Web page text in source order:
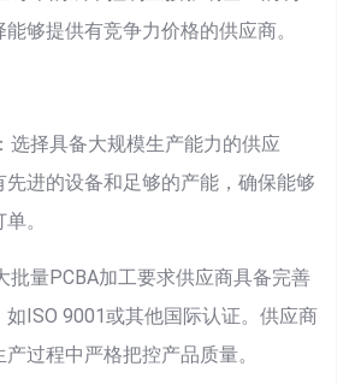
够提供有竞争力价格的供应商。
选择具备大规模生产能力的供应
进的设备和足够的产能，确保能够
。
批量PCBA加工要求供应商具备完善
如ISO 9001或其他国际认证。供应商
过程中严格把控产品质量。